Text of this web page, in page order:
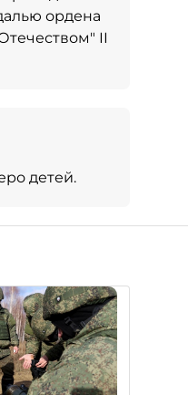
ордена
II
детей.